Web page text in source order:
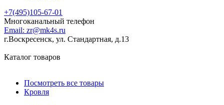
+7(495)105-67-01
Многоканальный телефон
Email: zr@mk4s.ru
г.Воскресенск, ул. Стандартная, д.13
Каталог товаров
Посмотреть все товары
Кровля